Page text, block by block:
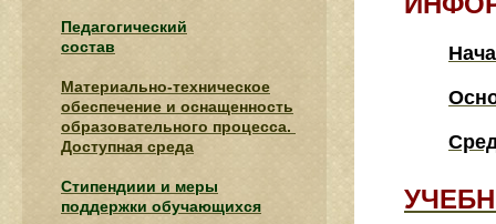
Педагогический
состав
Материально-техническое
обеспечение и оснащенность
образовательного процесса.
Доступная среда
Стипендиии и меры
поддержки обучающихся